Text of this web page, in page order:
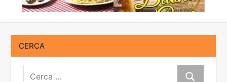
CERCA
Cerca:
Cerca